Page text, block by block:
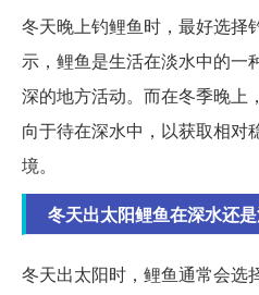
冬天晚上钓鲤鱼时，最好选择
示，鲤鱼是生活在淡水中的一
深的地方活动。而在冬季晚上
向于待在深水中，以获取相对
境。
冬天出太阳鲤鱼在深水还
冬天出太阳时，鲤鱼通常会选